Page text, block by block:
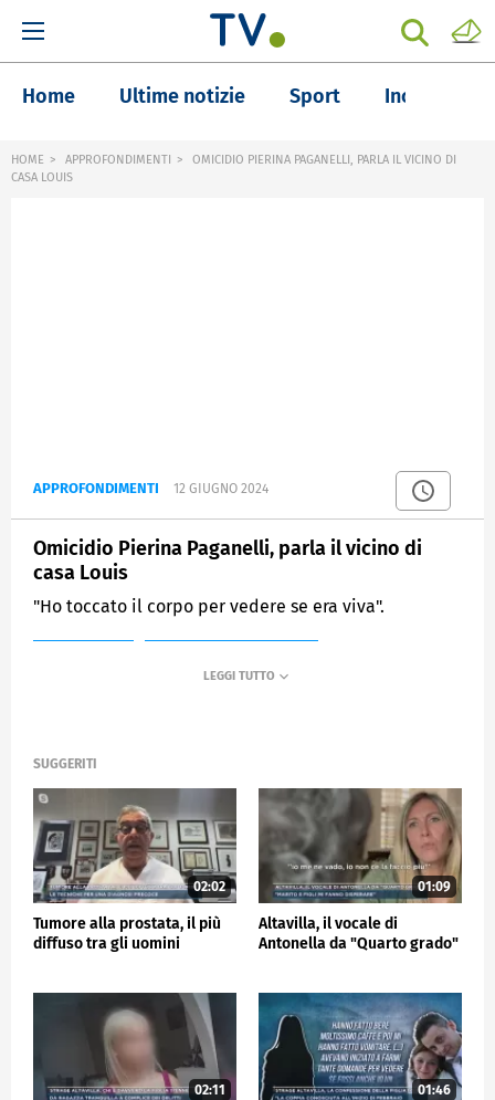
Home Ultime notizie Sport Inchieste
HOME APPROFONDIMENTI
OMICIDIO PIERINA PAGANELLI, PARLA IL VICINO DI
CASA LOUIS
APPROFONDIMENTI 12 GIUGNO 2024
Omicidio Pierina Paganelli, parla il vicino di
casa Louis
"Ho toccato il corpo per vedere se era viva".
SUGGERITI
02:02
Tumore alla prostata, il più
diffuso tra gli uomini
01:09
Altavilla, il vocale di
Antonella da "Quarto grado"
02:11 01:46